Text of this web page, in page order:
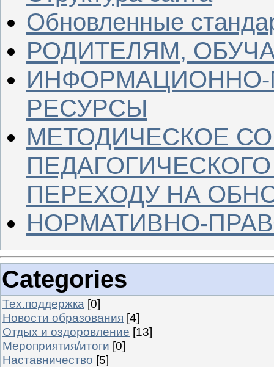
Обновленные
РОДИТЕЛЯМ,
ИНФОРМАЦИОННО-
РЕСУРСЫ
МЕТОДИЧЕСКОЕ
ПЕРЕХОДУ НА
НОРМАТИВНО-
Categories
Тех.поддержка [0]
Новости образования [4]
Отдых и оздоровление [13]
Мероприятия/итоги [0]
Наставничество [5]